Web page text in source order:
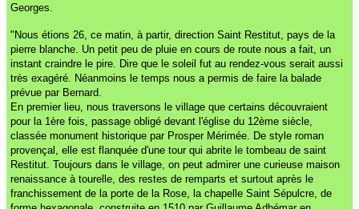
Georges.
"Nous étions 26, ce matin, à partir, direction Saint Restitut, pays de la
pierre blanche. Un petit peu de pluie en cours de route nous a fait, un
instant craindre le pire. Dire que le soleil fut au rendez-vous serait aussi
très exagéré. Néanmoins le temps nous a permis de faire la balade
prévue par Bernard.
En premier lieu, nous traversons le village que certains découvraient
pour la 1ère fois, passage obligé devant l'église du 12ème siècle,
classée monument historique par Prosper Mérimée. De style roman
provençal, elle est flanquée d'une tour qui abrite le tombeau de saint
Restitut. Toujours dans le village, on peut admirer une curieuse maison
renaissance à tourelle, des restes de remparts et surtout après le
franchissement de la porte de la Rose, la chapelle Saint Sépulcre, de